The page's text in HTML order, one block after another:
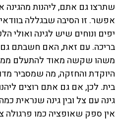
שתרצו גם אתם, ליהנות
אפשר. זו הסיבה שבגללה
יפים ונוחים שיש לגינה ואולי
בריכה. עם זאת, האם חשבתם
משהו שקשה מאוד להתעלם
היוקדת והחזקה, מה שמסביר
בית. לכן, אם גם אתם רוצים
גינה עם צל ובין גינה שנראית
אין ספק שאופציה כמו פרגולה